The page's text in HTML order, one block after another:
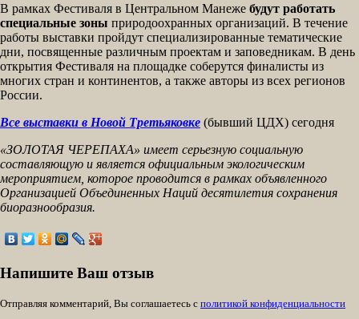
В рамках Фестиваля в Центральном Манеже будут работать
специальные зоны природоохранных организаций. В течение
работы выставки пройдут специализированные тематические
дни, посвященные различным проектам и заповедникам. В день
открытия Фестиваля на площадке соберутся финалисты из
многих стран и континентов, а также авторы из всех регионов
России.
Все выставки в Новой Третьяковке (бывший ЦДХ) сегодня
«ЗОЛОТАЯ ЧЕРЕПАХА» имеет серьезную социальную
составляющую и является официальным экологическим
мероприятием, которое проводится в рамках объявленного
Организацией Объединенных Наций десятилетия сохранения
биоразнообразия.
Напишите Ваш отзыв
Отправляя комментарий, Вы соглашаетесь с политикой конфиденциальности